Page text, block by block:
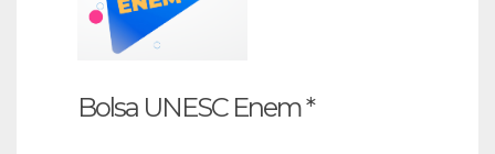
Bolsa UNESC Enem *